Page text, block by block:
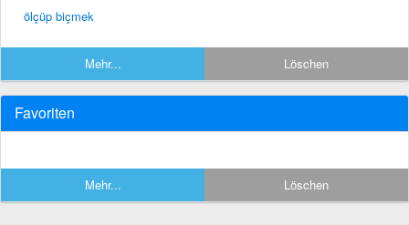
ölçüp biçmek
Mehr... Löschen
Favoriten
Mehr... Löschen